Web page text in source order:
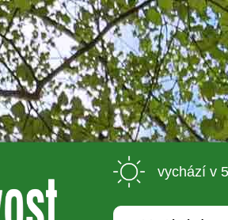
vychází v